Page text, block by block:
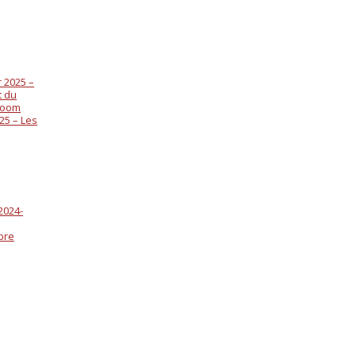
–
du
– Les